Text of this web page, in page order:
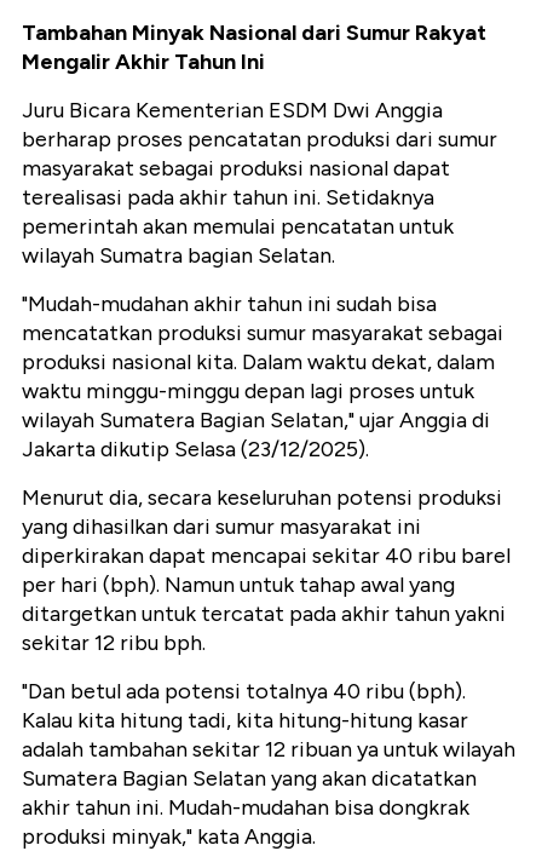
Tambahan Minyak Nasional dari Sumur Rakyat
Mengalir Akhir Tahun Ini
Juru Bicara Kementerian ESDM Dwi Anggia
berharap proses pencatatan produksi dari sumur
masyarakat sebagai produksi nasional dapat
terealisasi pada akhir tahun ini. Setidaknya
pemerintah akan memulai pencatatan untuk
wilayah Sumatra bagian Selatan.
"Mudah-mudahan akhir tahun ini sudah bisa
mencatatkan produksi sumur masyarakat sebagai
produksi nasional kita. Dalam waktu dekat, dalam
waktu minggu-minggu depan lagi proses untuk
wilayah Sumatera Bagian Selatan," ujar Anggia di
Jakarta dikutip Selasa (23/12/2025).
Menurut dia, secara keseluruhan potensi produksi
yang dihasilkan dari sumur masyarakat ini
diperkirakan dapat mencapai sekitar 40 ribu barel
per hari (bph). Namun untuk tahap awal yang
ditargetkan untuk tercatat pada akhir tahun yakni
sekitar 12 ribu bph.
"Dan betul ada potensi totalnya 40 ribu (bph).
Kalau kita hitung tadi, kita hitung-hitung kasar
adalah tambahan sekitar 12 ribuan ya untuk wilayah
Sumatera Bagian Selatan yang akan dicatatkan
akhir tahun ini. Mudah-mudahan bisa dongkrak
produksi minyak," kata Anggia.